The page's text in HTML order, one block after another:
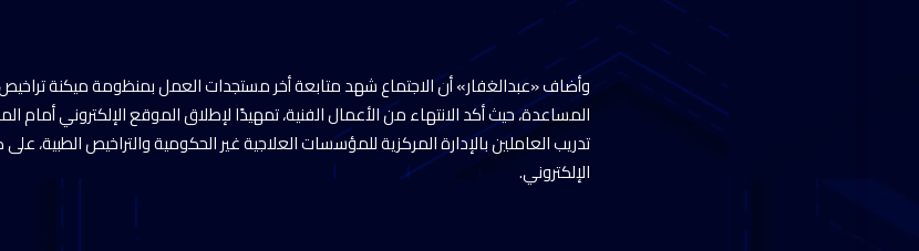
وأضاف «عبدالغفار» أن الاجتماع شهد متابعة أخر مستجدات العمل بمنظومة ميكنة
المساعدة، حيث أكد الانتهاء من الأعمال الفنية، تمهيدًا لإطلاق الموقع الإلكتروني
تدريب العاملين بالإدارة المركزية للمؤسسات العلاجية غير الحكومية والتراخيص الطبية،
الإلكتروني. ‎